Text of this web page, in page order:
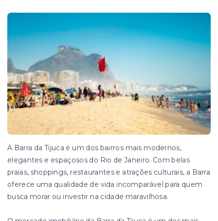
A Barra da Tijuca é um dos bairros mais modernos,
elegantes e espaçosos do Rio de Janeiro. Com belas
praias, shoppings, restaurantes e atrações culturais, a Barra
oferece uma qualidade de vida incomparável para quem
busca morar ou investir na cidade maravilhosa.